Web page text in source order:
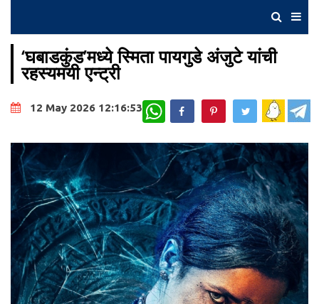
‘घबाडकुंड’मध्ये स्मिता पायगुडे अंजुटे यांची
रहस्यमयी एन्ट्री
12 May 2026 12:16:53 WhatsApp